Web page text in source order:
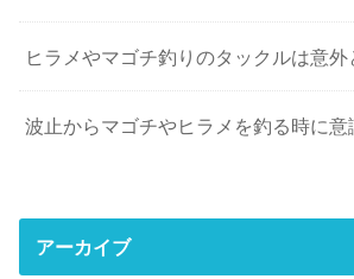
ヒラメやマゴチ釣りのタックルは意
波止からマゴチやヒラメを釣る時に
アーカイブ